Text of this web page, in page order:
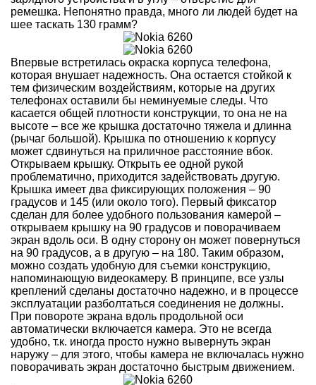
ремешка. Непонятно правда, много ли людей будет на
шее таскать 130 грамм?
Впервые встретилась окраска корпуса телефона,
которая внушает надежность. Она остается стойкой к
тем физическим воздействиям, которые на других
телефонах оставили бы неминуемые следы. Что
касается общей плотности конструкции, то она не на
высоте – все же крышка достаточно тяжела и длинна
(рычаг большой). Крышка по отношению к корпусу
может сдвинуться на приличное расстояние вбок.
Открываем крышку. Открыть ее одной рукой
проблематично, приходится задействовать другую.
Крышка имеет два фиксирующих положения – 90
градусов и 145 (или около того). Первый фиксатор
сделан для более удобного пользования камерой –
открываем крышку на 90 градусов и поворачиваем
экран вдоль оси. В одну сторону он может повернуться
на 90 градусов, а в другую – на 180. Таким образом,
можно создать удобную для съемки конструкцию,
напоминающую видеокамеру. В принципе, все узлы
креплений сделаны достаточно надежно, и в процессе
эксплуатации разболтаться соединения не должны.
При повороте экрана вдоль продольной оси
автоматически включается камера. Это не всегда
удобно, т.к. иногда просто нужно вывернуть экран
наружу – для этого, чтобы камера не включалась нужно
поворачивать экран достаточно быстрым движением.